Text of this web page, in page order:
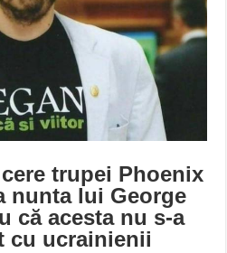
trupei Phoenix
nunta lui George
că acesta nu s-a
cu ucrainienii